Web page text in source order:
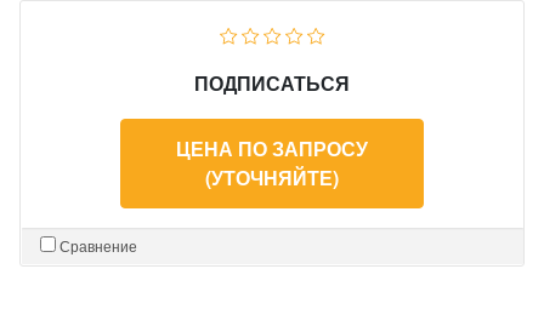
ПОДПИСАТЬСЯ
ЦЕНА ПО ЗАПРОСУ
(УТОЧНЯЙТЕ)
Сравнение